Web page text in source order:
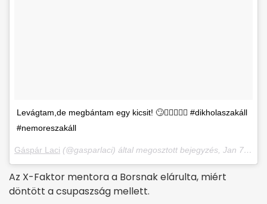
Levágtam,de megbántam egy kicsit! 🙄🤦🏽‍♂️✋🏼 #dikholaszakáll
#nemoreszakáll
Gáspár Laci (@gasparlaci) által megosztott bejegyzés, Jan 7., 2018, időpont: 6:56 (PST időzóna szerint)
Az X-Faktor mentora a Borsnak elárulta, miért
döntött a csupaszság mellett.